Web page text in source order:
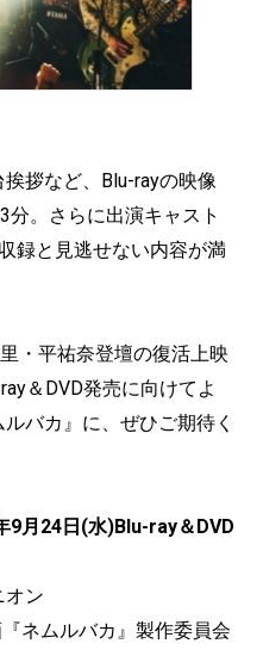
拶など、Blu-rayの映像
。さらに出演キャスト
録と見逃せない内容が満
・平祐奈登壇の復活上映
＆DVD発売に向けてよ
バカ』に、ぜひご期待く
月24日(水)Blu-ray＆DVD
オン
ネムルバカ』製作委員会